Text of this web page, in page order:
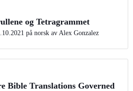
og Tetragrammet
på norsk av Alex Gonzalez
Bible Translations Governed